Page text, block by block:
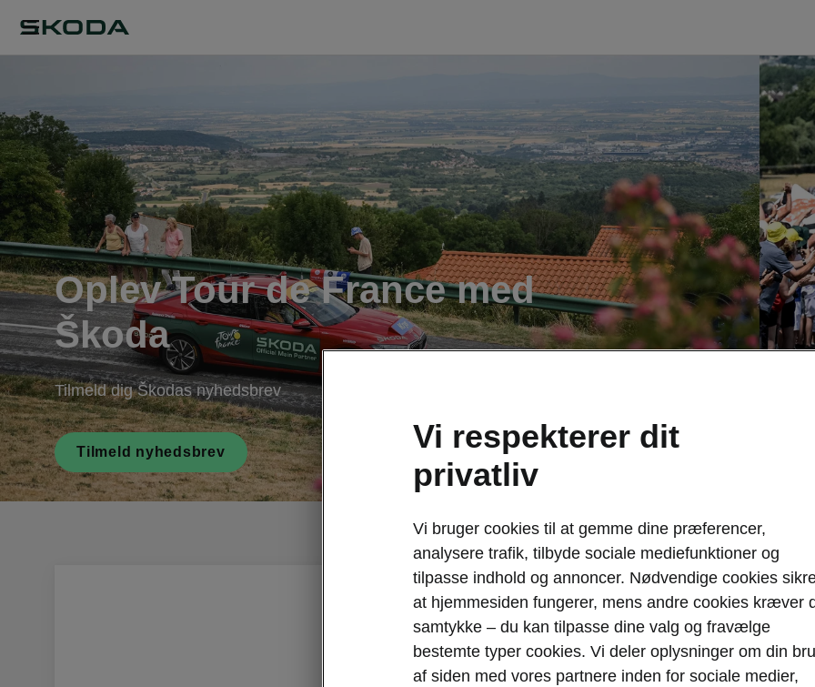
Oplev Tour de France med
Škoda
Tilmeld dig Škodas nyhedsbrev
Tilmeld nyhedsbrev
Vi respekterer dit
privatliv
Vi bruger cookies til at gemme dine præferencer,
analysere trafik, tilbyde sociale mediefunktioner og
tilpasse indhold og annoncer. Nødvendige cookies
at hjemmesiden fungerer, mens andre cookies kræver
samtykke – du kan tilpasse dine valg og fravælge
bestemte typer cookies. Vi deler oplysninger om din
af siden med vores partnere inden for sociale medier,